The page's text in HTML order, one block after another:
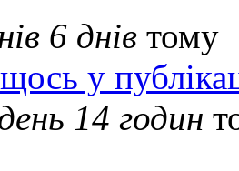
6 днів тому
у
14 годин